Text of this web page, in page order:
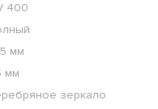
400
мм
мм
зеркало